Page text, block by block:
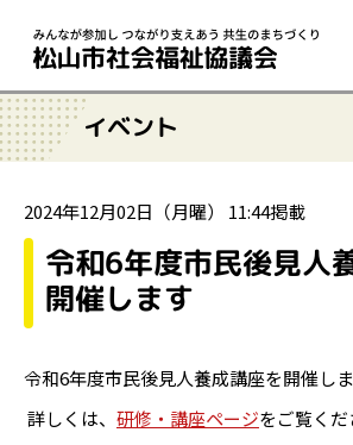
イベント
2024年12月02日（月曜） 11:44掲載
令和6年度市民後見人
開催します
令和6年度市民後見人養成講座を開催しま
詳しくは、 研修・講座ページをご覧くだ